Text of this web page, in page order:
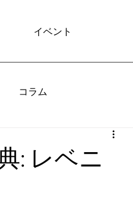
イベント
コラム
: レベニ